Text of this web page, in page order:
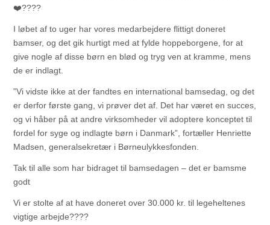
❤️‍????
I løbet af to uger har vores medarbejdere flittigt doneret
bamser, og det gik hurtigt med at fylde hoppeborgene, for at
give nogle af disse børn en blød og tryg ven at kramme, mens
de er indlagt.
”Vi vidste ikke at der fandtes en international bamsedag, og det
er derfor første gang, vi prøver det af. Det har været en succes,
og vi håber på at andre virksomheder vil adoptere konceptet til
fordel for syge og indlagte børn i Danmark”, fortæller Henriette
Madsen, generalsekretær i Børneulykkesfonden.
Tak til alle som har bidraget til bamsedagen – det er bamsme
godt
Vi er stolte af at have doneret over 30.000 kr. til legeheltenes
vigtige arbejde????